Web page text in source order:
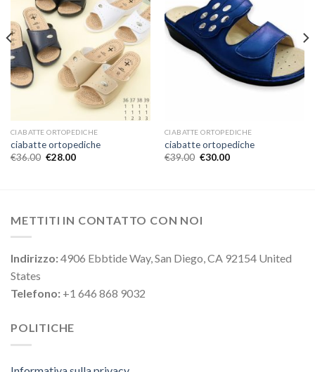
CIABATTE ORTOPEDICHE
ciabatte ortopediche
€36.00 €28.00
CIABATTE ORTOPEDICHE
ciabatte ortopediche
€39.00 €30.00
METTITI IN CONTATTO CON NOI
Indirizzo:4906 Ebbtide Way, San Diego, CA 92154 United
States
Telefono: +1 646 868 9032
POLITICHE